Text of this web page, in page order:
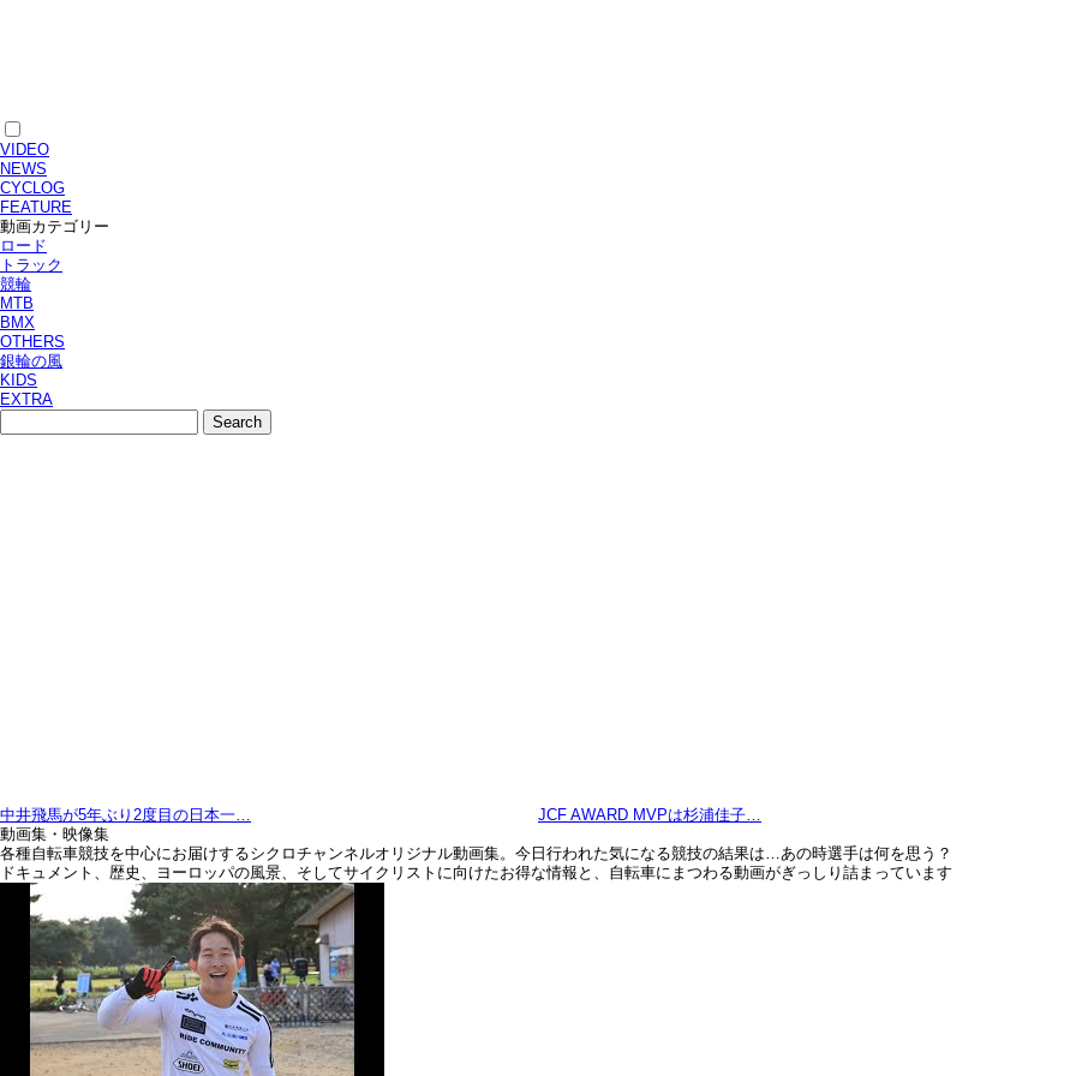
VIDEO
NEWS
CYCLOG
FEATURE
動画カテゴリー
ロード
トラック
競輪
MTB
BMX
OTHERS
銀輪の風
KIDS
EXTRA
廃校をパンプトラックでリノベーション… HOMEWORK for BMX RAC…
動画集・映像集
各種自転車競技を中心にお届けするシクロチャンネルオリジナル動画集。今日行われた気になる競技の結果は…あの時選手は何を思う？
ドキュメント、歴史、ヨーロッパの風景、そしてサイクリストに向けたお得な情報と、自転車にまつわる動画がぎっしり詰まっています